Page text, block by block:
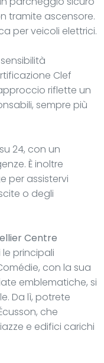
tramite ascensore.
per veicoli elettrici.
Clef
riflette un
sempre più
24, con un
È inoltre
per assistervi
o degli
Centre
principali
con la sua
emblematiche, si
Da lì, potrete
che
e edifici carichi